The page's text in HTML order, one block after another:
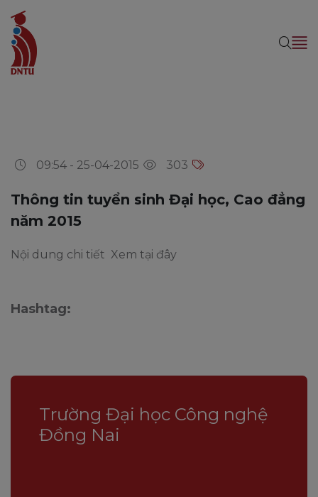
09:54 - 25-04-2015 303
Thông tin tuyển sinh Đại học, Cao đẳng
năm 2015
Nội dung chi tiết Xem tại đây
Hashtag:
Trường Đại học Công nghệ
Đồng Nai